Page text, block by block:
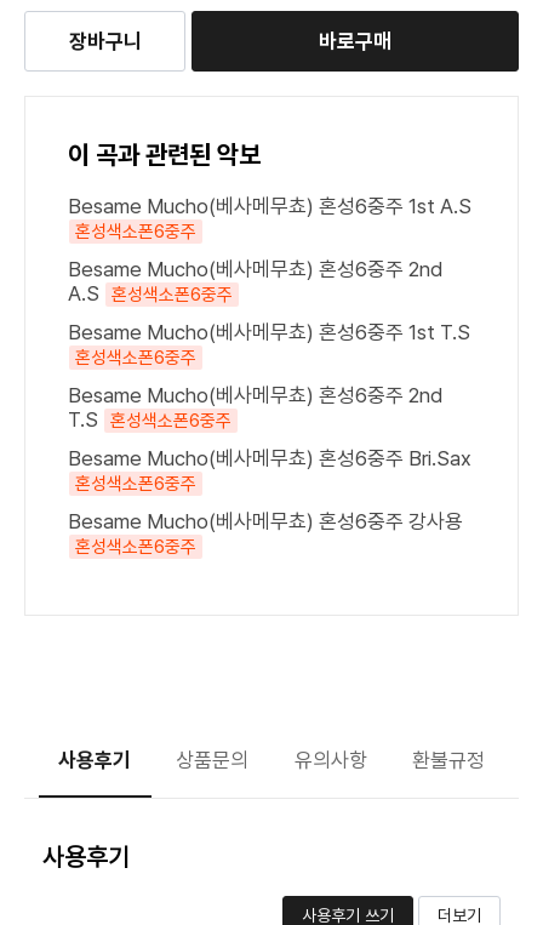
장바구니 바로구매
이 곡과 관련된 악보
Besame Mucho(베사메무쵸) 혼성6중주 1st A.S
혼성색소폰6중주
Besame Mucho(베사메무쵸) 혼성6중주 2nd
A.S
혼성색소폰6중주
Besame Mucho(베사메무쵸) 혼성6중주 1st T.S
혼성색소폰6중주
Besame Mucho(베사메무쵸) 혼성6중주 2nd
T.S
혼성색소폰6중주
Besame Mucho(베사메무쵸) 혼성6중주 Bri.Sax
혼성색소폰6중주
Besame Mucho(베사메무쵸) 혼성6중주 강사용
혼성색소폰6중주
사용후기 상품문의 유의사항 환불규정
사용후기
사용후기 쓰기 더보기